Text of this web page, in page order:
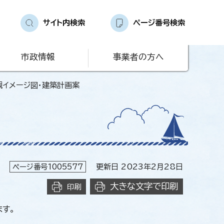
サイト内検索 ページ番号検索
市政情報 事業者の方へ
メージ図・建築計画案
ページ番号1005577 更新日 2023年2月28日
印刷 大きな文字で印刷
。